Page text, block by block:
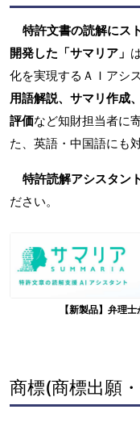
特許文書の読解にス
開発した「サマリア」
化を実現するＡＩアシ
用語解説、サマリ作成
評価など知財担当者に
た、英語・中国語にも
特許読解アシスタン
ださい。
【新製品】弁理
商標(商標出願